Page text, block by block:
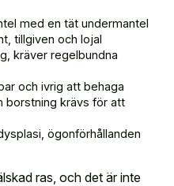
med en tät undermantel
tillgiven och lojal
kräver regelbundna
och ivrig att behaga
borstning krävs för att
ögonförhållanden
ras, och det är inte